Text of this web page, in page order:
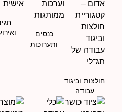
חולצות וביגוד
עבודה
כנסים
ותערוכות
חגים
ואירועים